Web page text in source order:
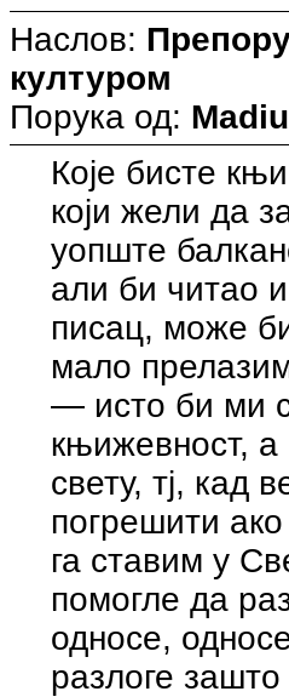
Наслов:
културом
Порука од:
Које бисте
који жели да
уопште
али би читао
писац, може
мало
— исто би ми
књижевност,
свету, тј,
погрешити
га ставим у
помогле да
односе,
разлоге